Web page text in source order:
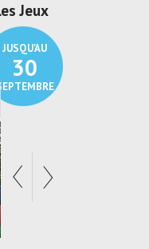
JUSQU'AU
21
Jonas -
...